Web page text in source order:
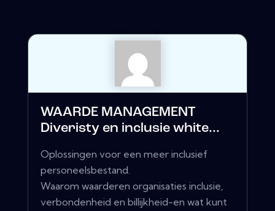
WAARDE MANAGEMENT
Diveristy en inclusie white...
Oplossingen voor een meer inclusief
personeelsbestand.
Waarom waarderen organisaties inclusie,
verbondenheid en billijkheid-en wat kunt